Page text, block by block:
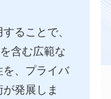
ることで、
含む広範な
、プライバ
発展しま